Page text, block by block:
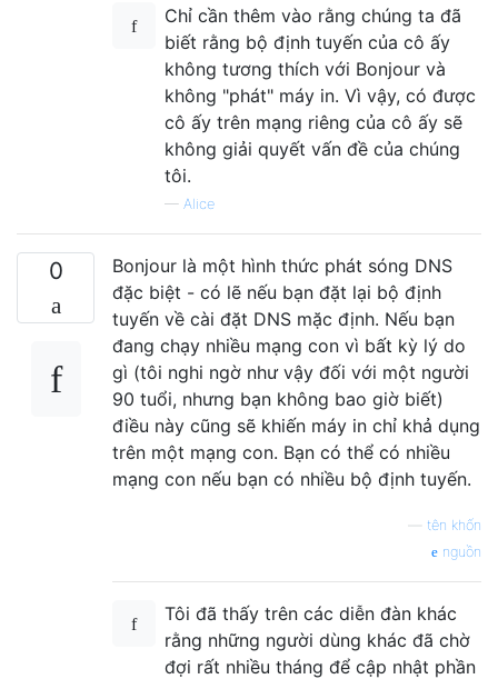
Chỉ cần thêm vào rằng chúng ta đã
biết rằng bộ định tuyến của cô ấy
không tương thích với Bonjour và
không "phát" máy in. Vì vậy, có được
cô ấy trên mạng riêng của cô ấy sẽ
không giải quyết vấn đề của chúng
tôi.
— Alice
0
Bonjour là một hình thức phát sóng DNS
đặc biệt - có lẽ nếu bạn đặt lại bộ định
tuyến về cài đặt DNS mặc định. Nếu bạn
đang chạy nhiều mạng con vì bất kỳ lý do
gì (tôi nghi ngờ như vậy đối với một người
90 tuổi, nhưng bạn không bao giờ biết)
điều này cũng sẽ khiến máy in chỉ khả dụng
trên một mạng con. Bạn có thể có nhiều
mạng con nếu bạn có nhiều bộ định tuyến.
tên khốn
nguồn
Tôi đã thấy trên các diễn đàn khác
rằng những người dùng khác đã chờ
đợi rất nhiều tháng để cập nhật phần